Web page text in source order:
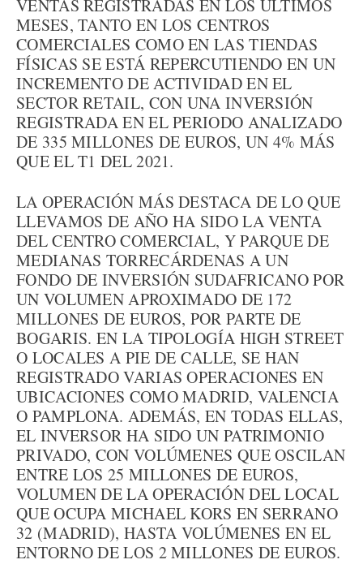
VENTAS REGISTRADAS EN LOS ÚLTIMOS
MESES, TANTO EN LOS CENTROS
COMERCIALES COMO EN LAS TIENDAS
FÍSICAS SE ESTÁ REPERCUTIENDO EN UN
INCREMENTO DE ACTIVIDAD EN EL
SECTOR RETAIL, CON UNA INVERSIÓN
REGISTRADA EN EL PERIODO ANALIZADO
DE 335 MILLONES DE EUROS, UN 4% MÁS
QUE EL T1 DEL 2021.
LA OPERACIÓN MÁS DESTACA DE LO QUE
LLEVAMOS DE AÑO HA SIDO LA VENTA
DEL CENTRO COMERCIAL, Y PARQUE DE
MEDIANAS TORRECÁRDENAS A UN
FONDO DE INVERSIÓN SUDAFRICANO POR
UN VOLUMEN APROXIMADO DE 172
MILLONES DE EUROS, POR PARTE DE
BOGARIS. EN LA TIPOLOGÍA HIGH STREET
O LOCALES A PIE DE CALLE, SE HAN
REGISTRADO VARIAS OPERACIONES EN
UBICACIONES COMO MADRID, VALENCIA
O PAMPLONA. ADEMÁS, EN TODAS ELLAS,
EL INVERSOR HA SIDO UN PATRIMONIO
PRIVADO, CON VOLÚMENES QUE OSCILAN
ENTRE LOS 25 MILLONES DE EUROS,
VOLUMEN DE LA OPERACIÓN DEL LOCAL
QUE OCUPA MICHAEL KORS EN SERRANO
32 (MADRID), HASTA VOLÚMENES EN EL
ENTORNO DE LOS 2 MILLONES DE EUROS.